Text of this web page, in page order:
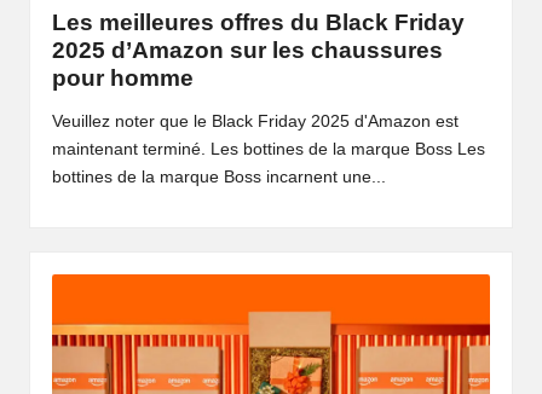
Les meilleures offres du Black Friday
2025 d’Amazon sur les chaussures
pour homme
Veuillez noter que le Black Friday 2025 d'Amazon est
maintenant terminé. Les bottines de la marque Boss Les
bottines de la marque Boss incarnent une...